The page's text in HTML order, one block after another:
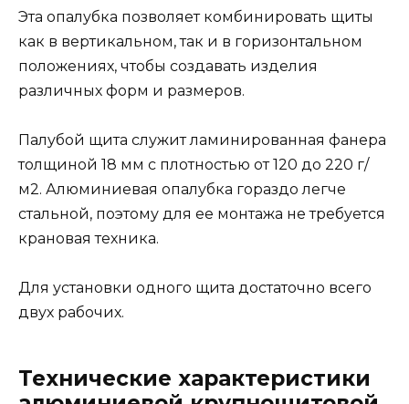
Эта опалубка позволяет комбинировать щиты
как в вертикальном, так и в горизонтальном
положениях, чтобы создавать изделия
различных форм и размеров.
Палубой щита служит ламинированная фанера
толщиной 18 мм с плотностью от 120 до 220 г/
м2. Алюминиевая опалубка гораздо легче
стальной, поэтому для ее монтажа не требуется
крановая техника.
Для установки одного щита достаточно всего
двух рабочих.
Технические характеристики